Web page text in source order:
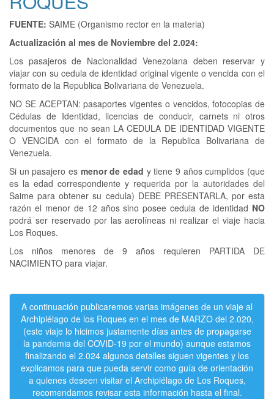
FUENTE: SAIME (Organismo rector en la materia)
Actualización al mes de Noviembre del 2.024:
Los pasajeros de Nacionalidad Venezolana deben reservar y
viajar con su cedula de identidad original vigente o vencida con el
formato de la Republica Bolivariana de Venezuela.
NO SE ACEPTAN: pasaportes vigentes o vencidos, fotocopias de
Cédulas de Identidad, licencias de conducir, carnets ni otros
documentos que no sean LA CEDULA DE IDENTIDAD VIGENTE
O VENCIDA con el formato de la Republica Bolivariana de
Venezuela.
Si un pasajero es menor de edad y tiene 9 años cumplidos (que
es la edad correspondiente y requerida por la autoridades del
Saime para obtener su cedula) DEBE PRESENTARLA, por esta
razón el menor de 12 años sino posee cedula de identidad NO
podrá ser reservado por las aerolíneas ni realizar el viaje hacia
Los Roques.
Los niños menores de 9 años requieren PARTIDA DE
NACIMIENTO para viajar.
A continuación publicaremos varias imágenes de un viaje al
Archipiélago de los Roques en el mes de MARZO del 2.020,
(este viaje lo hicimos justamente días antes de propagarse
la pandemia del COVID-19 por el mundo) aunque estamos
finalizando el 2.024 algunos detalles siguen vigentes y los
explicamos para que pueda servir como guía de orientación
a quienes deseen visitar el Archipiélago de Los Roques,
recomendamos revisar esta información hasta el final.